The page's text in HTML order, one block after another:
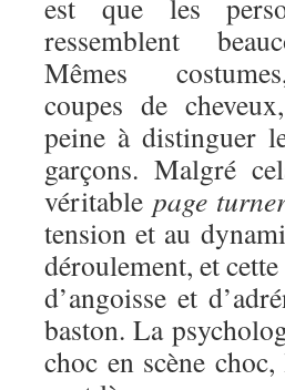
est que les
ressemblent
Mêmes
coupes de
peine à distinguer
garçons. Malgré
véritable page
tension et au
déroulement, et
d’angoisse et
baston. La
choc en scène